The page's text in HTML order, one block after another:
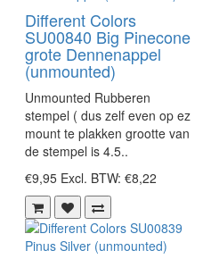
Different Colors
SU00840 Big Pinecone
grote Dennenappel
(unmounted)
Unmounted Rubberen
stempel ( dus zelf even op ez
mount te plakken grootte van
de stempel is 4.5..
€9,95 Excl. BTW: €8,22